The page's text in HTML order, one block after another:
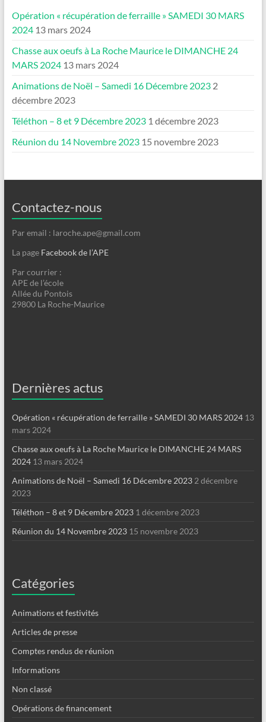
Opération « récupération de ferraille » SAMEDI 30 MARS
2024 13 mars 2024
Chasse aux oeufs à La Roche Maurice le DIMANCHE 24
MARS 2024 13 mars 2024
Animations de Noël – Samedi 16 Décembre 2023 2
décembre 2023
Téléthon – 8 et 9 Décembre 2023 1 décembre 2023
Réunion du 14 Novembre 2023 15 novembre 2023
Contactez-nous
Par email : laroche.ape@gmail.com
La page Facebook de l’APE
Par courrier :
APE de l’école
Allée du Pontois
29800 La Roche-Maurice
Dernières actus
Opération « récupération de ferraille » SAMEDI 30 MARS 2024 13
mars 2024
Chasse aux oeufs à La Roche Maurice le DIMANCHE 24 MARS
2024 13 mars 2024
Animations de Noël – Samedi 16 Décembre 2023 2 décembre
2023
Téléthon – 8 et 9 Décembre 2023 1 décembre 2023
Réunion du 14 Novembre 2023 15 novembre 2023
Catégories
Animations et festivités
Articles de presse
Comptes rendus de réunion
Informations
Non classé
Opérations de financement